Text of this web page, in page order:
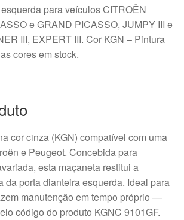
para veículos CITROËN
e GRAND PICASSO, JUMPY III e
III, EXPERT III. Cor KGN – Pintura
cores em stock.
cor cinza (KGN) compatível com uma
e Peugeot. Concebida para
esta maçaneta restitui a
porta dianteira esquerda. Ideal para
manutenção em tempo próprio —
código do produto KGNC 9101GF.